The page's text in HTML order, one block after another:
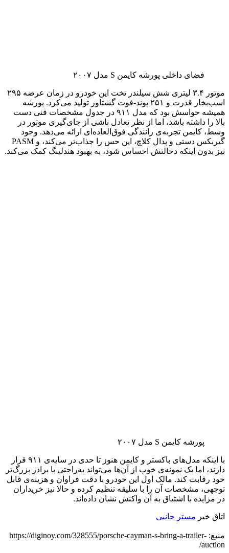
فضای داخلی پورشه کایمن S مدل ۲۰۰۷
موتور ۳.۴ لیتری شش سیلندر تخت این خودرو در زمان عرضه ۲۹۵
اسب‌بخار قدرت و ۲۵۱ پوند-فوت گشتاور تولید می‌کرد. پورشه
همیشه حواسش بود که مدل ۹۱۱ در جدول مشخصات فنی دست
بالا را داشته باشد، اما از نظر تعادل ناشی از جای‌گیری موتور در
وسط، کایمن تجربه‌ی رانندگی فوق‌العاده‌ای ارائه می‌دهد. وجود
گیربکس دستی و پدال کلاچ، این حس را جذاب‌تر می‌کند، و PASM
نیز بدون اینکه دخالتش احساس شود، به بهبود هندلینگ کمک می‌کند.
پورشه کایمن S مدل ۲۰۰۷
با اینکه مدل‌های باکستر و کایمن هنوز تا حدی در سایه‌ی ۹۱۱ قرار
دارند، اما یک نمونه‌ی خوب از آن‌ها می‌تواند به‌راحتی با برادر بزرگ‌تر
خود رقابت کند. مالک اول این خودرو با دقت فراوان و هزینه‌ی قابل
توجهی، مشخصات آن را با سلیقه تنظیم کرده و حالا نیز خریداران
در مزایده با اشتیاق به آن واکنش نشان داده‌اند.
اتاق خبر مستر جانبی
منبع: https://diginoy.com/328555/porsche-cayman-s-bring-a-trailer-
auction/